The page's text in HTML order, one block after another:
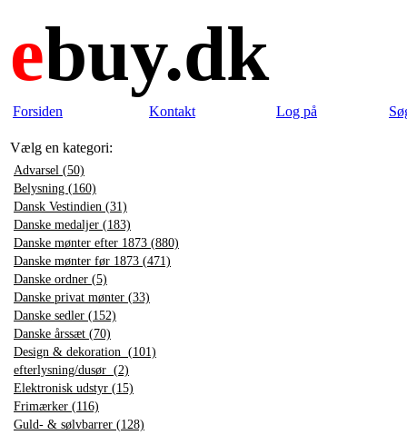
ebuy.dk
Forsiden Kontakt Log på
Vælg en kategori:
Advarsel (50)
Belysning (160)
Dansk Vestindien (31)
Danske medaljer (183)
Danske mønter efter 1873 (880)
Danske mønter før 1873 (471)
Danske ordner (5)
Danske privat mønter (33)
Danske sedler (152)
Danske årssæt (70)
Design & dekoration (101)
efterlysning/dusør (2)
Elektronisk udstyr (15)
Frimærker (116)
Guld- & sølvbarrer (128)